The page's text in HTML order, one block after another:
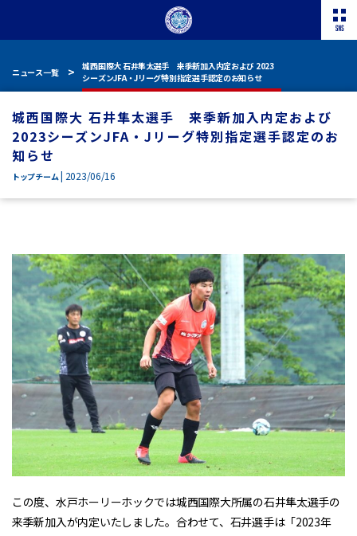
ニュース一覧
城西国際大 石井隼太選手 来季新加入内定および 2023
シーズンJFA・Jリーグ特別指定選手認定のお知らせ
城西国際大 石井隼太選手 来季新加入内定および
2023シーズンJFA・Jリーグ特別指定選手認定のお
知らせ
トップチーム| 2023/06/16
この度、水戸ホーリーホックでは城西国際大所属の石井隼太選手の
来季新加入が内定いたしました。合わせて、石井選手は「2023年